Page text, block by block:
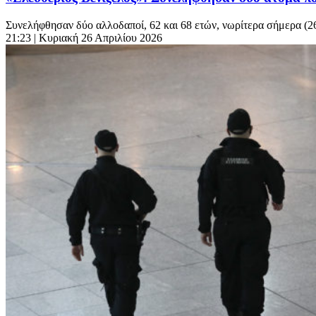
Συνελήφθησαν δύο αλλοδαποί, 62 και 68 ετών, νωρίτερα σήμερα
21:23 | Κυριακή 26 Απριλίου 2026